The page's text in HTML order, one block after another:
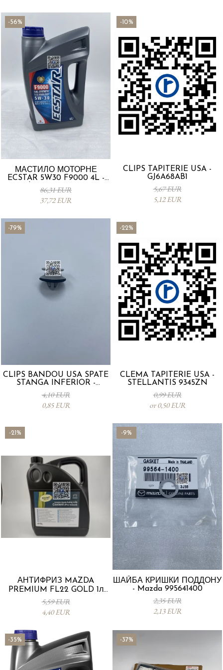
-56%
МАСТИЛО МОТОРНЕ
ECSTAR 5W30 F9000 4L -
Suzuki 990R0-21E72-004
86,31 EUR
37,72 EUR
-10%
CLIPS TAPITERIE USA -
GJ6A68AB1
5,67 EUR
5,12 EUR
-79%
CLIPS BANDOU USA SPATE
STANGA INFERIOR -
KD5351SJ3A
4,10 EUR
0,85 EUR
-22%
CLEMA TAPITERIE USA -
STELLANTIS 9345ZN
0,99 EUR
от 0,50 EUR
-21%
АНТИФРИЗ MAZDA
PREMIUM FL22 GOLD 1л
L247CL005 4X
5,59 EUR
4,40 EUR
-9%
ШАЙБА КРИШКИ ПОДДОНУ
- Mazda 995641400
2,35 EUR
2,13 EUR
-35% -37%